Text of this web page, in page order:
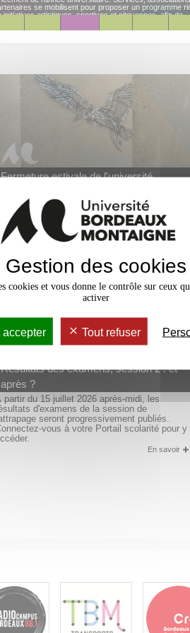
se mobilisent pour proposer un programme
initiatives artistiques, sportives et citoyennes, afin de
à la vie universitaire.+
Fermeture estivale de l'université
portes du vendredi 24 juillet au soir au lundi 17
août 2026 au matin. Les inscriptions
administratives et l'assistance seront
interrompues du 17 juillet midi au 17 août 2026
au matin
Résultats des examens, session 2 : et
après ?
partir du 15 juillet 2026 après-midi, les
d'examens de la session de
seront progressivement publiés.
vous à votre Portail scolarité pour y
En savoir
Gestion des cookies
cookies et vous donne le contrôle sur ceux
activer
accepter Tout refuser